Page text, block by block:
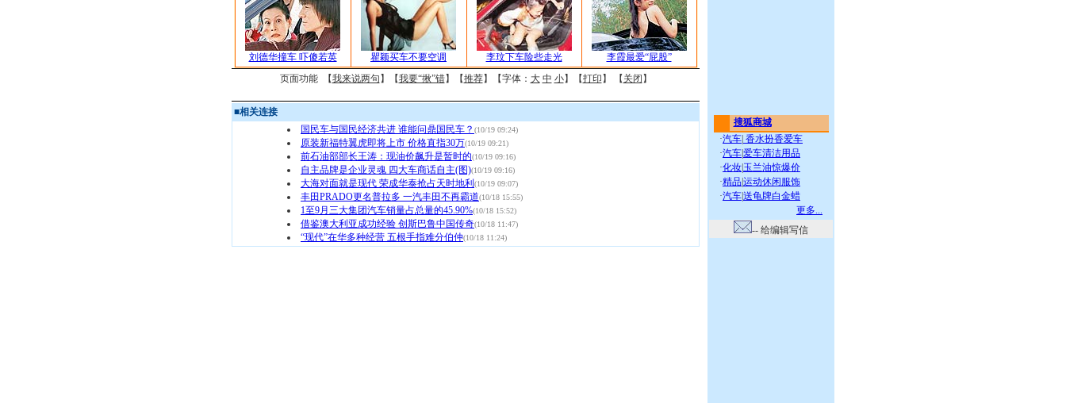
刘德华撞车 吓傻若英 瞿颖买车不要空调 李玟下车险些走光
李霞最爱“屁股”
页面功能 【我来说两句 】【我要“揪”错】【推荐】【字体： 大 中 小】【打印 】 【 关闭 】
■相关连接
国民车与国民经济共进 谁能问鼎国民车？ (10/19 09:24)
原装新福特翼虎即将上市 价格直指30万(10/19 09:21)
前石油部部长王涛：现油价飙升是暂时的(10/19 09:16)
自主品牌是企业灵魂 四大车商话自主(图)(10/19 09:16)
大海对面就是现代 荣成华泰抢占天时地利 (10/19 09:07)
丰田PRADO更名普拉多 一汽丰田不再霸道(10/18 15:55)
1至9月三大集团汽车销量占总量的45.90%(10/18 15:52)
借鉴澳大利亚成功经验 创斯巴鲁中国传奇(10/18 11:47)
“现代”在华多种经营 五根手指难分伯仲(10/18 11:24)
搜狐商城
·汽车 香水扮香爱车
·汽车爱车清洁用品
·化妆 玉兰油惊爆价
·精品运动休闲服饰
·汽车送龟牌白金蜡
更多...
-- 给编辑写信